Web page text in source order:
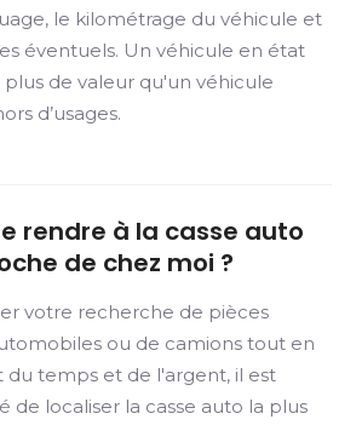
le kilométrage du véhicule et
éventuels. Un véhicule en état
de valeur qu'un véhicule
d’usages.
rendre à la casse auto
de chez moi ?
votre recherche de pièces
ou de camions tout en
du temps et de l'argent, il est
de localiser la casse auto la plus